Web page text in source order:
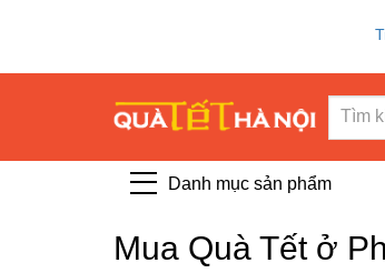
Danh mục sản phẩm
Mua Quà Tết ở